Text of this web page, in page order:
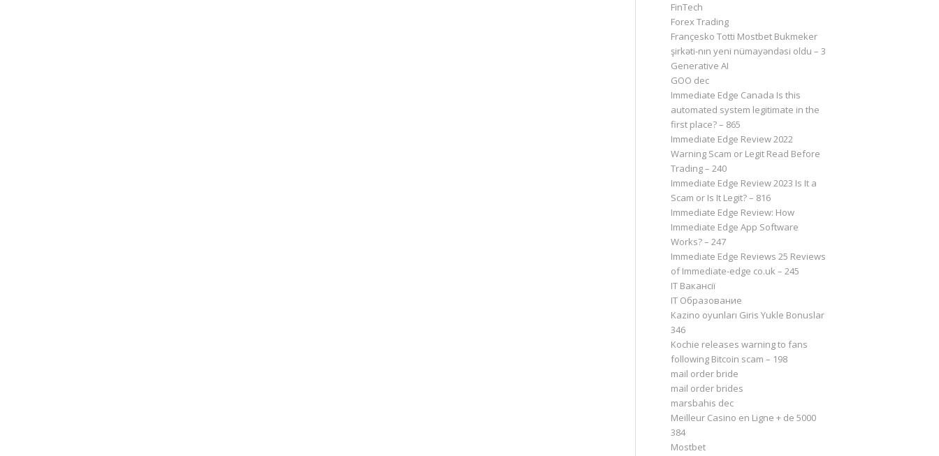
FinTech
Forex Trading
Françesko Totti Mostbet Bukmeker
şirkəti-nın yeni nümayəndəsi oldu – 3
Generative AI
GOO dec
Immediate Edge Canada Is this
automated system legitimate in the
first place? – 865
Immediate Edge Review 2022
Warning Scam or Legit Read Before
Trading – 240
Immediate Edge Review 2023 Is It a
Scam or Is It Legit? – 816
Immediate Edge Review: How
Immediate Edge App Software
Works? – 247
Immediate Edge Reviews 25 Reviews
of Immediate-edge co.uk – 245
IT Вакансії
IT Образование
Kazino oyunları Giris Yukle Bonuslar
346
Kochie releases warning to fans
following Bitcoin scam – 198
mail order bride
mail order brides
marsbahis dec
Meilleur Casino en Ligne + de 5000
384
Mostbet